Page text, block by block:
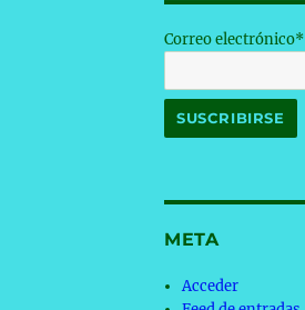
Correo electrónico*
META
Acceder